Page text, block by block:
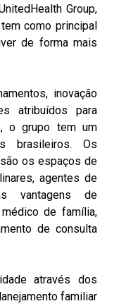
Group,
como principal
de forma mais
inovação
atribuídos para
o grupo tem um
brasileiros. Os
os espaços de
agentes de
vantagens de
de família,
de consulta
através dos
familiar